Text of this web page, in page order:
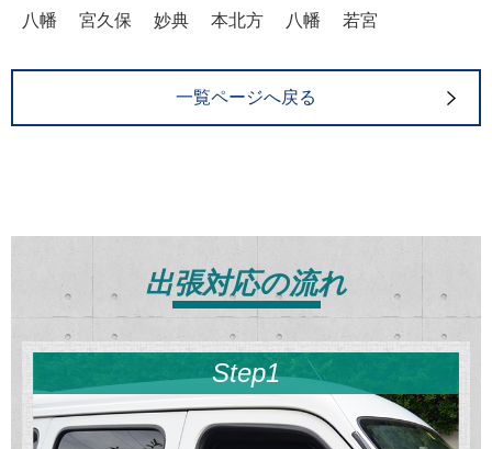
八幡 宮久保 妙典 本北方 八幡 若宮
一覧ページへ戻る
出張対応の流れ
Step1